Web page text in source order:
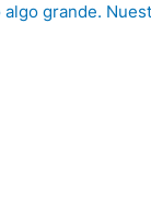
algo grande.